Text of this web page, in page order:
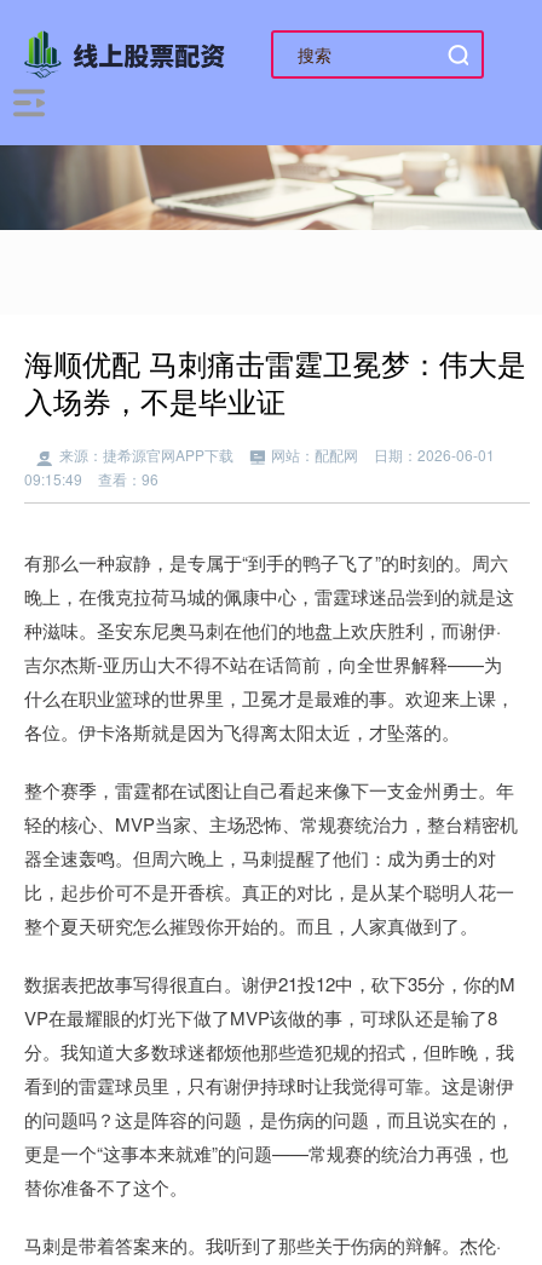
海顺优配 马刺痛击雷霆卫冕梦：伟大是
入场券，不是毕业证
来源：捷希源官网APP下载 网站：配配网
日期：2026-06-01
09:15:49
查看：96
有那么一种寂静，是专属于“到手的鸭子飞了”的时刻的。周六
晚上，在俄克拉荷马城的佩康中心，雷霆球迷品尝到的就是这
种滋味。圣安东尼奥马刺在他们的地盘上欢庆胜利，而谢伊·
吉尔杰斯-亚历山大不得不站在话筒前，向全世界解释——为
什么在职业篮球的世界里，卫冕才是最难的事。欢迎来上课，
各位。伊卡洛斯就是因为飞得离太阳太近，才坠落的。
整个赛季，雷霆都在试图让自己看起来像下一支金州勇士。年
轻的核心、MVP当家、主场恐怖、常规赛统治力，整台精密机
器全速轰鸣。但周六晚上，马刺提醒了他们：成为勇士的对
比，起步价可不是开香槟。真正的对比，是从某个聪明人花一
整个夏天研究怎么摧毁你开始的。而且，人家真做到了。
数据表把故事写得很直白。谢伊21投12中，砍下35分，你的M
VP在最耀眼的灯光下做了MVP该做的事，可球队还是输了8
分。我知道大多数球迷都烦他那些造犯规的招式，但昨晚，我
看到的雷霆球员里，只有谢伊持球时让我觉得可靠。这是谢伊
的问题吗？这是阵容的问题，是伤病的问题，而且说实在的，
更是一个“这事本来就难”的问题——常规赛的统治力再强，也
替你准备不了这个。
马刺是带着答案来的。我听到了那些关于伤病的辩解。杰伦·